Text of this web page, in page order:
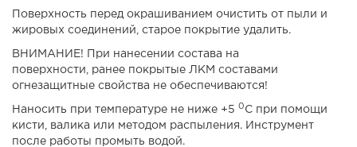
Поверхность перед окрашиванием очистить от пыли и
жировых соединений, старое покрытие удалить.
ВНИМАНИЕ! При нанесении состава на
поверхности, ранее покрытые ЛКМ составами
огнезащитные свойства не обеспечиваются!
Наносить при температуре не ниже +5 0 С при помощи
кисти, валика или методом распыления. Инструмент
после работы промыть водой.